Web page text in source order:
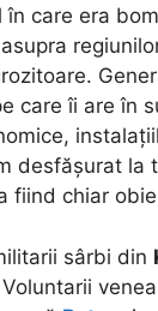
care era
care îi are în
desfășurat
fiind chiar
sârbi din